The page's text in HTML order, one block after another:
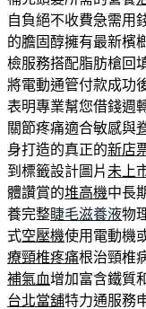
自負絕不收費急需用
的膽固醇擁有最新檳
檢服務搭配脂肪槍回
將電動通管付款成功
表明專業幫您借錢週
關節疼痛適合敏感與
身打造的真正的新店
到標籤設計圖片 未上
體讚賞的堆高機中長
養完整睫毛滋養液物
式空壓機使用電動機
療頸椎疼痛根治頸椎
補氣血增加富含鐵質
台北當舖特力通服務